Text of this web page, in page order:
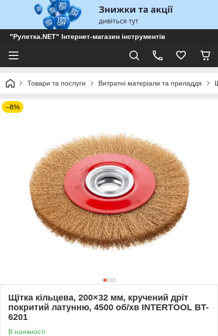
"Рулетка.NET" Інтернет-магазин інструментів
Товари та послуги Витратні матеріали та приладдя
–8%
Щітка кільцева, 200×32 мм, кручений дріт
покритий латунню, 4500 об/хв INTERTOOL BT-
6201
В наявності